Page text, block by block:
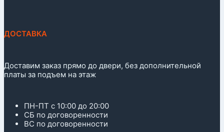
ДОСТАВКА
Доставим заказ прямо до двери, без дополнительной
платы за подъем на этаж
ПН-ПТ с 10:00 до 20:00
СБ по договоренности
ВС по договоренности